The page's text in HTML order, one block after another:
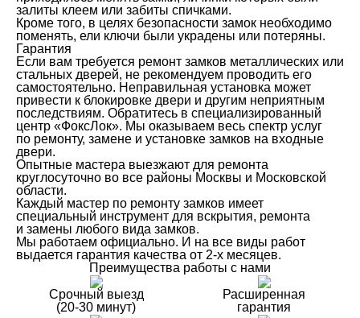
залиты клеем или забиты спичками.
Кроме того, в целях безопасности замок необходимо
поменять, ели ключи были украдены или потеряны.
Гарантия
Если вам требуется ремонт замков металлических или
стальных дверей, не рекомендуем проводить его
самостоятельно. Неправильная установка может
привести к блокировке двери и другим неприятным
последствиям. Обратитесь в специализированный
центр «ФоксЛок». Мы оказываем весь спектр услуг
по ремонту, замене и установке замков на входные
двери.
Опытные мастера выезжают для ремонта
круглосуточно во все районы Москвы и Московской
области.
Каждый мастер по ремонту замков имеет
специальный инструмент для вскрытия, ремонта
и замены любого вида замков.
Мы работаем официально. И на все виды работ
выдается гарантия качества от 2-х месяцев.
Преимущества работы с нами
Срочный выезд
(20-30 минут)
Расширенная
гарантия